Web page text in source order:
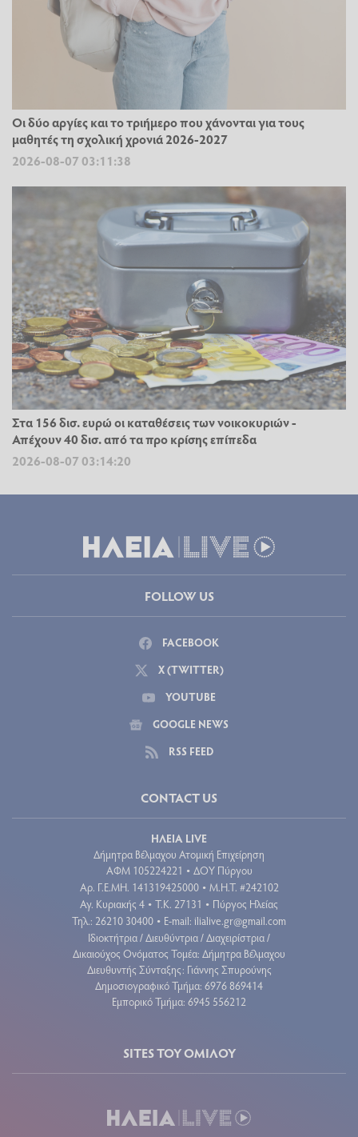
Οι δύο αργίες και το τριήμερο που χάνονται για τους
μαθητές τη σχολική χρονιά 2026-2027
2026-08-07 03:11:38
Στα 156 δισ. ευρώ οι καταθέσεις των νοικοκυριών -
Απέχουν 40 δισ. από τα προ κρίσης επίπεδα
2026-08-07 03:14:20
FOLLOW US
FACEBOOK
X (TWITTER)
YOUTUBE
GOOGLE NEWS
RSS FEED
CONTACT US
ΗΛΕΙΑ LIVE
Δήμητρα Βέλμαχου Ατομική Επιχείρηση
ΑΦΜ 105224221 • ΔΟΥ Πύργου
Aρ. Γ.Ε.ΜΗ. 141319425000 • Μ.Η.Τ. #242102
Αγ. Κυριακής 4 • Τ.Κ. 27131 • Πύργος Ηλείας
Τηλ.: 26210 30400 • E-mail: ilialive.gr@gmail.com
Ιδιοκτήτρια / Διευθύντρια / Διαχειρίστρια /
Δικαιούχος Ονόματος Τομέα: Δήμητρα Βέλμαχου
Διευθυντής Σύνταξης: Γιάννης Σπυρούνης
Δημοσιογραφικό Τμήμα: 6976 869414
Εμπορικό Τμήμα: 6945 556212
SITES ΤΟΥ ΟΜΙΛΟΥ